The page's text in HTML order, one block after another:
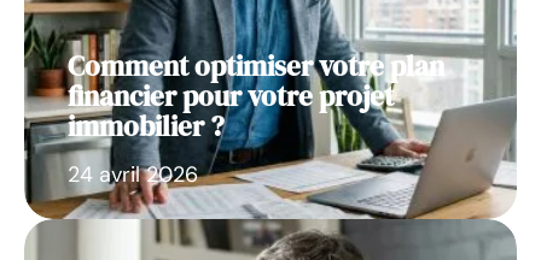
Comment optimiser votre plan
financier pour votre projet
immobilier ?
24 avril 2026